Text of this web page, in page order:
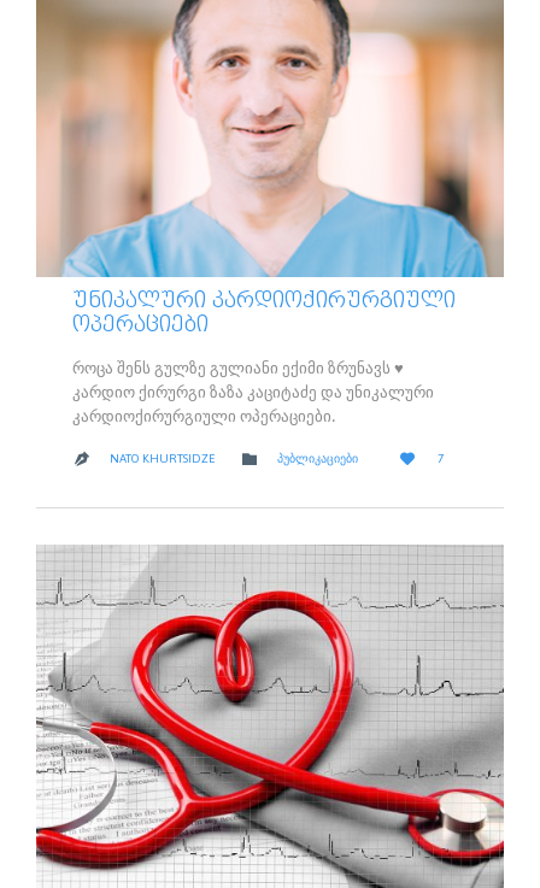
ᲣᲜᲘᲙᲐᲚᲣᲠᲘ ᲙᲐᲠᲓᲘᲝᲥᲘᲠᲣᲠᲒᲘᲣᲚᲘ
ᲝᲞᲔᲠᲐᲪᲘᲔᲑᲘ
როცა შენს გულზე გულიანი ექიმი ზრუნავს ♥
კარდიო ქირურგი ზაზა კაციტაძე და უნიკალური
კარდიოქირურგიული ოპერაციები.
 NATO KHURTSIDZE  CATEGORY
ᲞᲣᲑᲚᲘᲙᲐᲪᲘᲔᲑᲘ 
LOVE
IT
7